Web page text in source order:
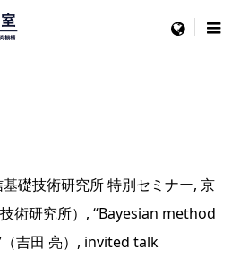
menu
礎技術研究所 特別セミナー, 京
術研究所）, “Bayesian method
吉田 亮）, invited talk